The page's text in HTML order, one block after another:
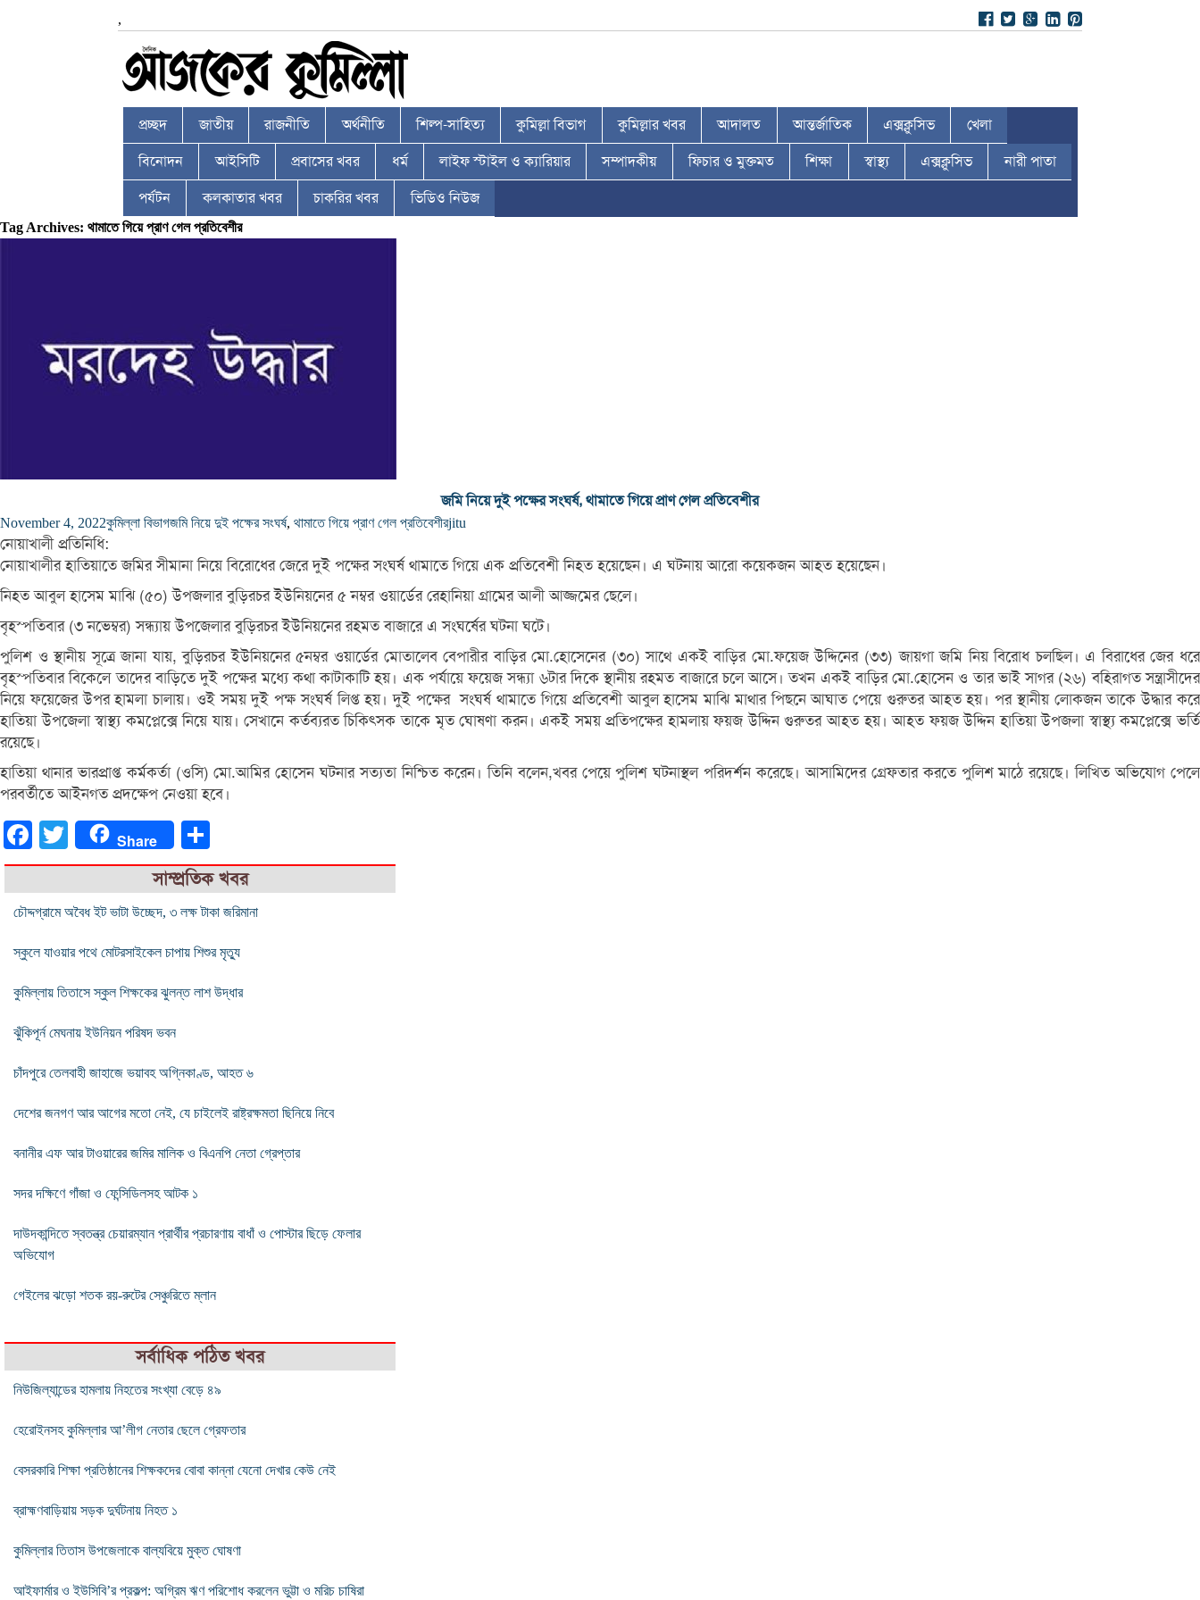
,
প্রচ্ছদ জাতীয় রাজনীতি অর্থনীতি শিল্প-সাহিত্য কুমিল্লা বিভাগ কুমিল্লার খবর আদালত আন্তর্জাতিক এক্সক্লুসিভ খেলা
বিনোদন আইসিটি প্রবাসের খবর ধর্ম লাইফ স্টাইল ও ক্যারিয়ার সম্পাদকীয় ফিচার ও মুক্তমত শিক্ষা স্বাস্থ্য এক্সক্লুসিভ নারী পাতা
পর্যটন কলকাতার খবর চাকরির খবর ভিডিও নিউজ
Tag Archives: থামাতে গিয়ে প্রাণ গেল প্রতিবেশীর
জমি নিয়ে দুই পক্ষের সংঘর্ষ, থামাতে গিয়ে প্রাণ গেল প্রতিবেশীর
November 4, 2022কুমিল্লা বিভাগজমি নিয়ে দুই পক্ষের সংঘর্ষ, থামাতে গিয়ে প্রাণ গেল প্রতিবেশীরjitu
নোয়াখালী প্রতিনিধি:
নোয়াখালীর হাতিয়াতে জমির সীমানা নিয়ে বিরোধের জেরে দুই পক্ষের সংঘর্ষ থামাতে গিয়ে এক প্রতিবেশী নিহত হয়েছেন। এ ঘটনায় আরো কয়েকজন আহত হয়েছেন।
নিহত আবুল হাসেম মাঝি (৫০) উপজলার বুড়িরচর ইউনিয়নের ৫ নম্বর ওয়ার্ডের রেহানিয়া গ্রামের আলী আজ্জমের ছেলে।
বৃহস্পতিবার (৩ নভেম্বর) সন্ধ্যায় উপজেলার বুড়িরচর ইউনিয়নের রহমত বাজারে এ সংঘর্ষের ঘটনা ঘটে।
পুলিশ ও স্থানীয় সূত্রে জানা যায়, বুড়িরচর ইউনিয়নের ৫নম্বর ওয়ার্ডের মোতালেব বেপারীর বাড়ির মো.হোসেনের (৩০) সাথে একই বাড়ির মো.ফয়েজ উদ্দিনের (৩৩) জায়গা জমি নিয় বিরোধ চলছিল। এ বিরাধের জের ধরে
বৃহস্পতিবার বিকেলে তাদের বাড়িতে দুই পক্ষের মধ্যে কথা কাটাকাটি হয়। এক পর্যায়ে ফয়েজ সন্ধ্যা ৬টার দিকে স্থানীয় রহমত বাজারে চলে আসে। তখন একই বাড়ির মো.হোসেন ও তার ভাই সাগর (২৬) বহিরাগত সন্ত্রাসীদের
নিয়ে ফয়েজের উপর হামলা চালায়। ওই সময় দুই পক্ষ সংঘর্ষ লিপ্ত হয়। দুই পক্ষের সংঘর্ষ থামাতে গিয়ে প্রতিবেশী আবুল হাসেম মাঝি মাথার পিছনে আঘাত পেয়ে গুরুতর আহত হয়। পর স্থানীয় লোকজন তাকে উদ্ধার করে
হাতিয়া উপজেলা স্বাস্থ্য কমপ্লেক্সে নিয়ে যায়। সেখানে কর্তব্যরত চিকিৎসক তাকে মৃত ঘোষণা করন। একই সময় প্রতিপক্ষের হামলায় ফয়জ উদ্দিন গুরুতর আহত হয়। আহত ফয়জ উদ্দিন হাতিয়া উপজলা স্বাস্থ্য কমপ্লেক্সে ভর্তি
রয়েছে।
হাতিয়া থানার ভারপ্রাপ্ত কর্মকর্তা (ওসি) মো.আমির হোসেন ঘটনার সত্যতা নিশ্চিত করেন। তিনি বলেন,খবর পেয়ে পুলিশ ঘটনাস্থল পরিদর্শন করেছে। আসামিদের গ্রেফতার করতে পুলিশ মাঠে রয়েছে। লিখিত অভিযোগ পেলে
পরবর্তীতে আইনগত প্রদক্ষেপ নেওয়া হবে।
FacebookTwitter Share
সাম্প্রতিক খবর
চৌদ্দগ্রামে অবৈধ ইট ভাটা উচ্ছেদ, ৩ লক্ষ টাকা জরিমানা
স্কুলে যাওয়ার পথে মোটরসাইকেল চাপায় শিশুর মৃত্যু
কুমিল্লায় তিতাসে স্কুল শিক্ষকের ঝুলন্ত লাশ উদ্ধার
ঝুঁকিপূর্ন মেঘনায় ইউনিয়ন পরিষদ ভবন
চাঁদপুরে তেলবাহী জাহাজে ভয়াবহ অগ্নিকাণ্ড, আহত ৬
দেশের জনগণ আর আগের মতো নেই, যে চাইলেই রাষ্ট্রক্ষমতা ছিনিয়ে নিবে
বনানীর এফ আর টাওয়ারের জমির মালিক ও বিএনপি নেতা গ্রেপ্তার
সদর দক্ষিণে গাঁজা ও ফেন্সিডিলসহ আটক ১
দাউদকান্দিতে স্বতন্ত্র চেয়ারম্যান প্রার্থীর প্রচারণায় বাধাঁ ও পোস্টার ছিড়ে ফেলার
অভিযোগ
গেইলের ঝড়ো শতক রয়-রুটের সেঞ্চুরিতে ম্লান
সর্বাধিক পঠিত খবর
নিউজিল্যান্ডের হামলায় নিহতের সংখ্যা বেড়ে ৪৯
হেরোইনসহ কুমিল্লার আ’লীগ নেতার ছেলে গ্রেফতার
বেসরকারি শিক্ষা প্রতিষ্ঠানের শিক্ষকদের বোবা কান্না যেনো দেখার কেউ নেই
ব্রাহ্মণবাড়িয়ায় সড়ক দুর্ঘটনায় নিহত ১
কুমিল্লার তিতাস উপজেলাকে বাল্যবিয়ে মুক্ত ঘোষণা
আইফার্মার ও ইউসিবি’র প্রকল্প: অগ্রিম ঋণ পরিশোধ করলেন ভুট্টা ও মরিচ চাষিরা